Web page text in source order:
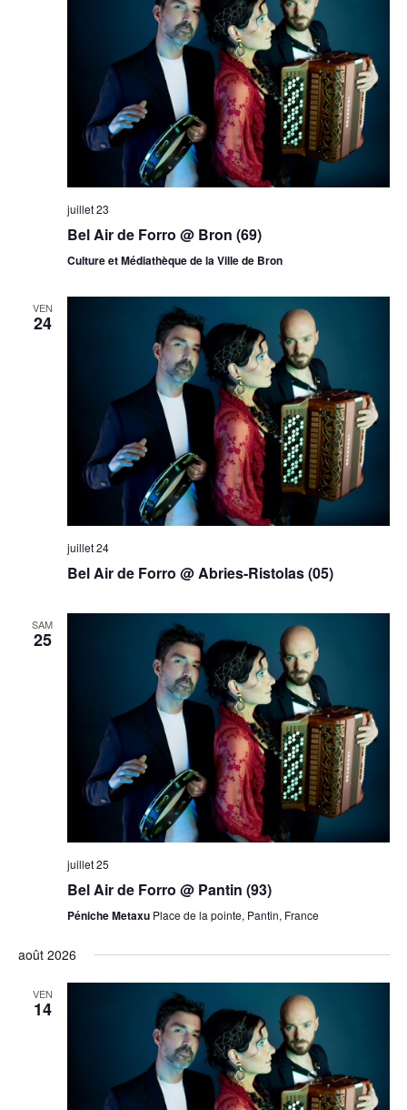
juillet 23
Bel Air de Forro @ Bron (69)
Culture et Médiathèque de la Ville de Bron
VEN
24
juillet 24
Bel Air de Forro @ Abries-Ristolas (05)
SAM
25
juillet 25
Bel Air de Forro @ Pantin (93)
Péniche Metaxu Place de la pointe, Pantin, France
août 2026
VEN
14